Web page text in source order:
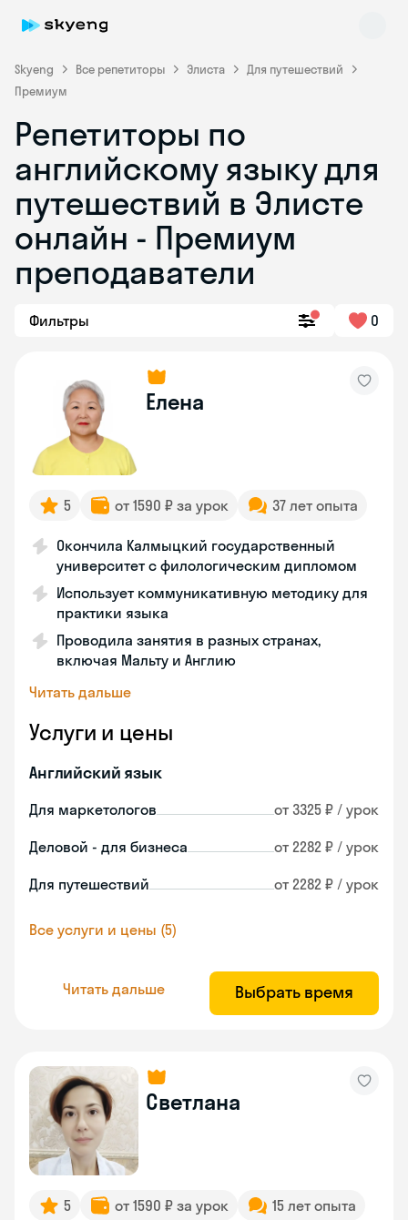
Skyeng Все репетиторы Элиста
Для путешествий
Премиум
Репетиторы по
английскому языку для
путешествий в Элисте
онлайн - Премиум
преподаватели
Фильтры 0
Елена
5 от 1590 ₽ за урок 37 лет опыта
Окончила Калмыцкий государственный
университет с филологическим дипломом
Использует коммуникативную методику для
практики языка
Проводила занятия в разных странах,
включая Мальту и Англию
Читать дальше
Услуги и цены
Английский язык
Для маркетологов от 3325 ₽ / урок
Деловой - для бизнеса от 2282 ₽ / урок
Для путешествий от 2282 ₽ / урок
Все услуги и цены (5)
Читать дальше Выбрать время
Светлана
5 от 1590 ₽ за урок
15 лет опыта
Skyeng Chat